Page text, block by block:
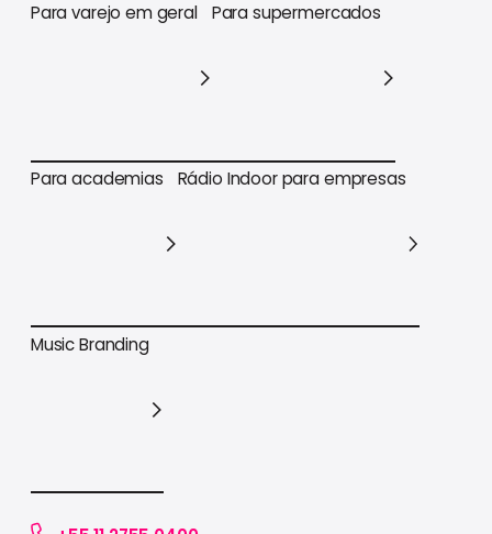
Para varejo em geral
Para varejo em geral
Para supermercados
Para supermercados
Para academias
Para academias
Rádio Indoor para empresas
Music Branding